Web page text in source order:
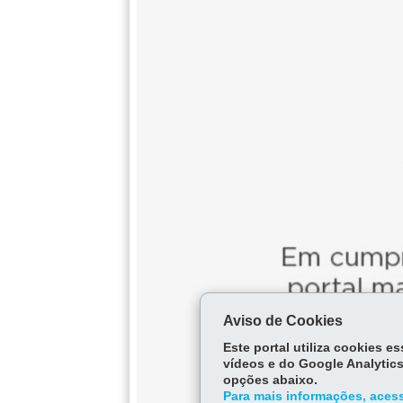
Aviso de Cookies
Este portal utiliza cookies
vídeos e do Google
opções abaixo.
Para mais informações,